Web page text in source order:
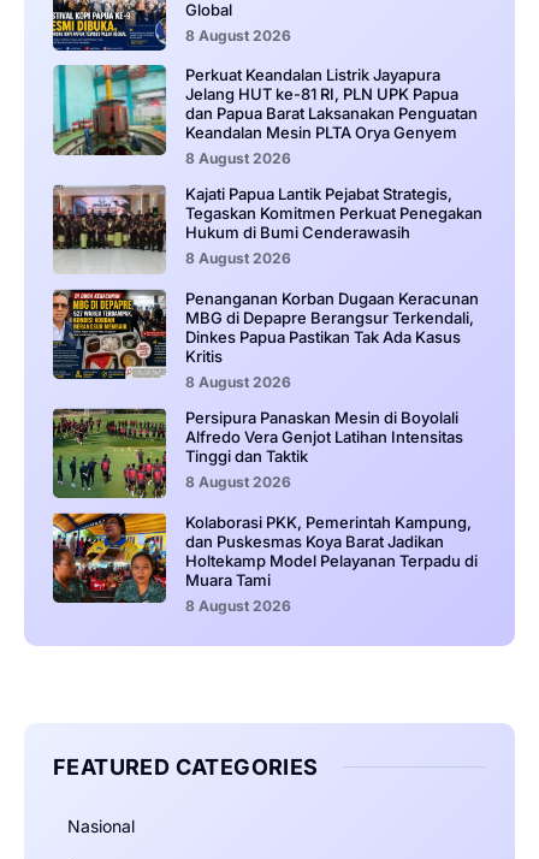
Global
8 August 2026
Perkuat Keandalan Listrik Jayapura
Jelang HUT ke-81 RI, PLN UPK Papua
dan Papua Barat Laksanakan Penguatan
Keandalan Mesin PLTA Orya Genyem
8 August 2026
Kajati Papua Lantik Pejabat Strategis,
Tegaskan Komitmen Perkuat Penegakan
Hukum di Bumi Cenderawasih
8 August 2026
Penanganan Korban Dugaan Keracunan
MBG di Depapre Berangsur Terkendali,
Dinkes Papua Pastikan Tak Ada Kasus
Kritis
8 August 2026
Persipura Panaskan Mesin di Boyolali
Alfredo Vera Genjot Latihan Intensitas
Tinggi dan Taktik
8 August 2026
Kolaborasi PKK, Pemerintah Kampung,
dan Puskesmas Koya Barat Jadikan
Holtekamp Model Pelayanan Terpadu di
Muara Tami
8 August 2026
FEATURED CATEGORIES
Nasional